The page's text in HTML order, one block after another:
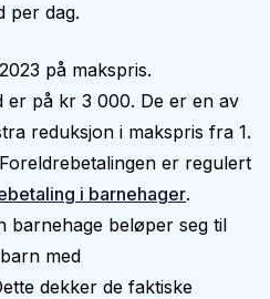
per dag.
på makspris.
på kr 3 000. De er en av
reduksjon i makspris fra 1.
er regulert
i barnehager.
barnehage beløper seg til
med
dekker de faktiske